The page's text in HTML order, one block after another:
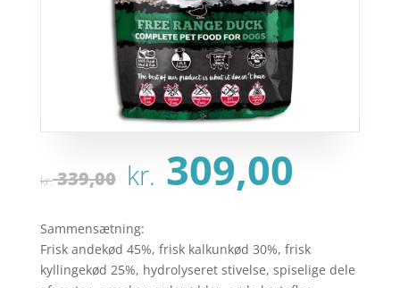
kr.339,00 Den
oprindelige
var:
kr. 339,00.
kr. 309,00
er:
kr.
Sammensætning:
Frisk andekød 45%, frisk kalkunkød 30%, frisk
kyllingekød 25%, hydrolyseret stivelse, spiselige dele